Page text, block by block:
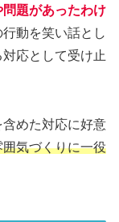
題があったわけ
動を笑い話とし
応として受け止
めた対応に好意
気づくりに一役